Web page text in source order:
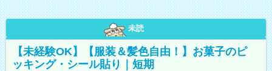
未読
【未経験OK】【服装＆髪色自由！】お菓子のピ
ッキング・シール貼り｜短期